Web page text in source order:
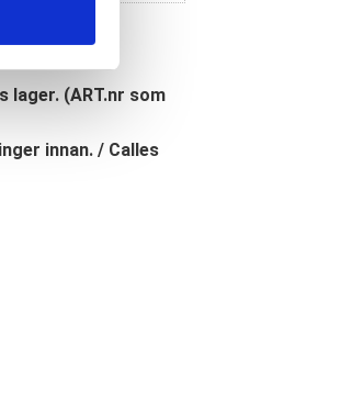
(ART.nr som
innan. / Calles